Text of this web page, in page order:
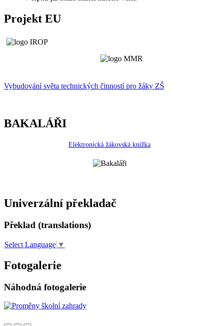
Projekt EU
Vybudování světa technických činností pro žáky ZŠ
BAKALÁŘI
Elektronická žákovská knížka
Univerzální překladač
Překlad (translations)
Select Language ▼
Fotogalerie
Náhodná fotogalerie